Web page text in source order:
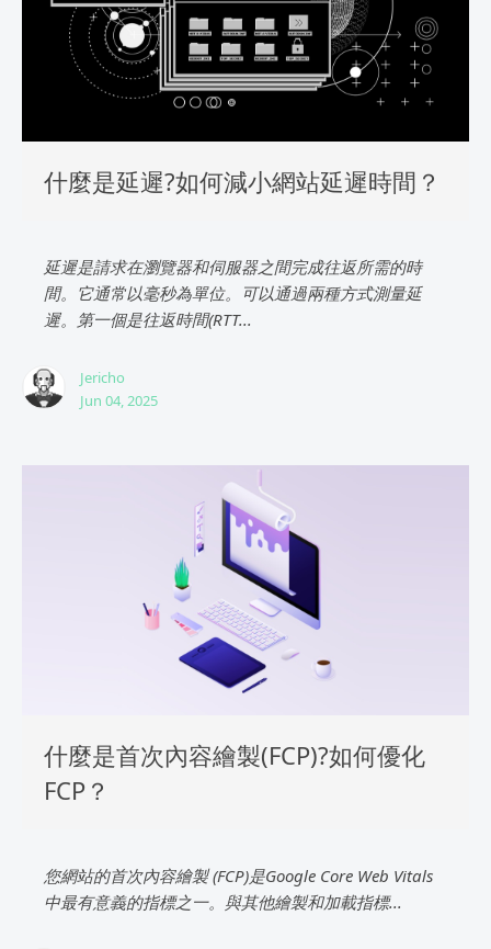
什麼是延遲?如何減小網站延遲時間？
延遲是請求在瀏覽器和伺服器之間完成往返所需的時
間。它通常以毫秒為單位。可以通過兩種方式測量延
遲。第一個是往返時間(RTT...
Jericho
Jun 04, 2025
什麼是首次內容繪製(FCP)?如何優化
FCP？
您網站的首次內容繪製 (FCP)是Google Core Web Vitals
中最有意義的指標之一。與其他繪製和加載指標...